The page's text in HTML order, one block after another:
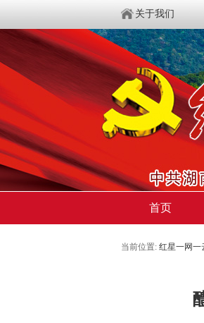
关于我们
首页
当前位置: 红星一网一